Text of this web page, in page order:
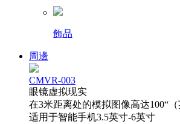
飾品
周邊
CMVR-003
眼镜虚拟现实
在3米距离处的模拟图像高达100“（
适用于智能手机3.5英寸-6英寸